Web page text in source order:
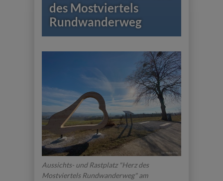
des Mostviertels
Rundwanderweg
Aussichts- und Rastplatz "Herz des
Mostviertels Rundwanderweg" am